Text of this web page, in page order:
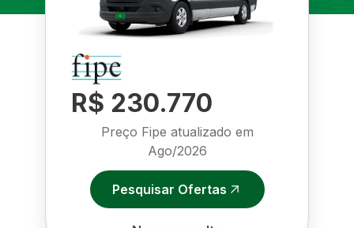
R$ 230.770
Preço Fipe atualizado em
Ago/2026
Pesquisar Ofertas